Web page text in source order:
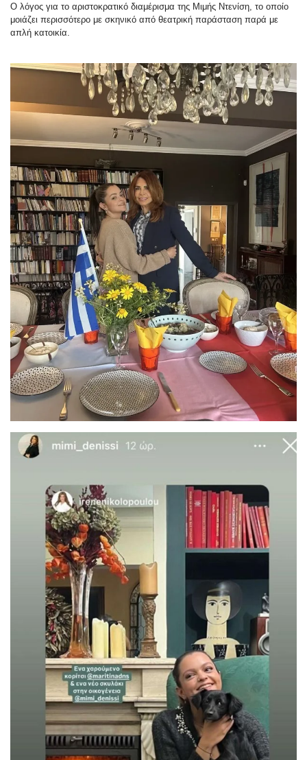
Ο λόγος για το αριστοκρατικό διαμέρισμα της Μιμής Ντενίση, το οποίο
μοιάζει περισσότερο με σκηνικό από θεατρική παράσταση παρά με
απλή κατοικία.